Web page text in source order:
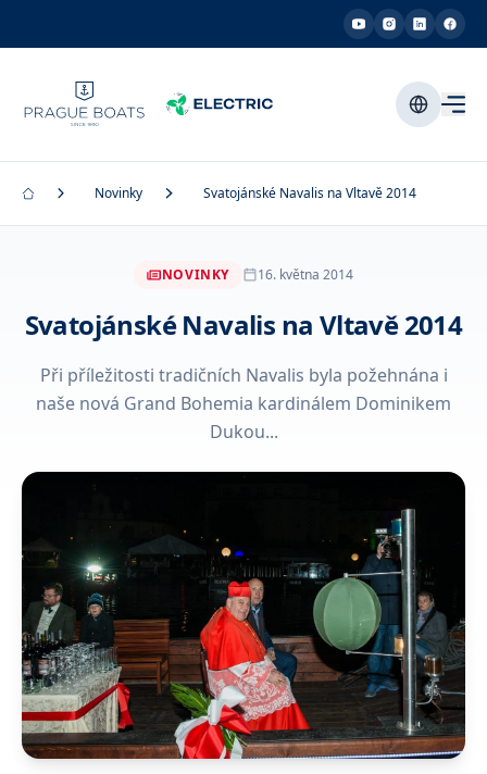
Novinky Svatojánské Navalis na Vltavě 2014
NOVINKY 16. května 2014
Svatojánské Navalis na Vltavě 2014
Při příležitosti tradičních Navalis byla požehnána i
naše nová Grand Bohemia kardinálem Dominikem
Dukou...